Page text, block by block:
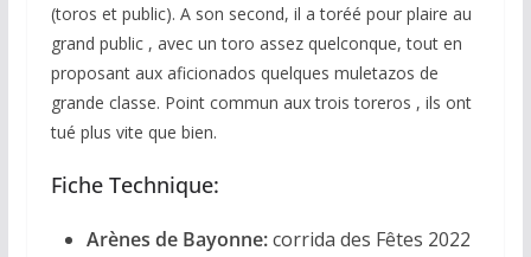
(toros et public). A son second, il a toréé pour plaire au
grand public , avec un toro assez quelconque, tout en
proposant aux aficionados quelques muletazos de
grande classe. Point commun aux trois toreros , ils ont
tué plus vite que bien.
Fiche Technique:
Arènes de Bayonne:corrida des Fêtes 2022